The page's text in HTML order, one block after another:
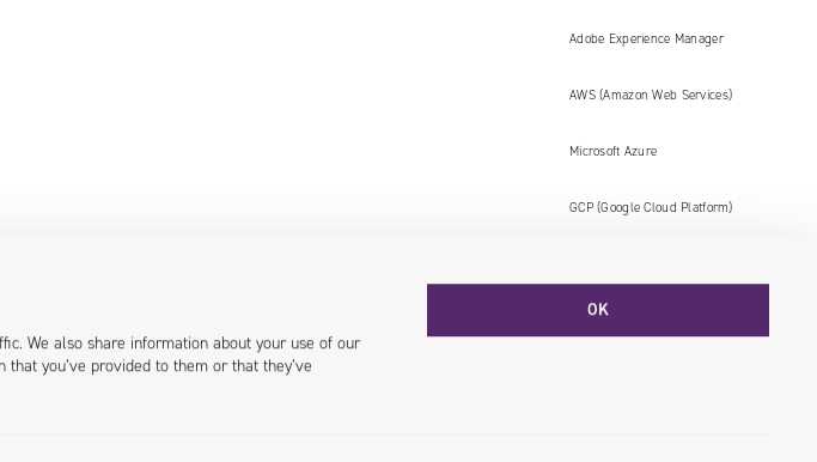
We also share information about your use of our
you’ve provided to them or that they’ve
OK
Adobe Experience Manager
AWS (Amazon Web Services)
Microsoft Azure
GCP (Google Cloud Platform)